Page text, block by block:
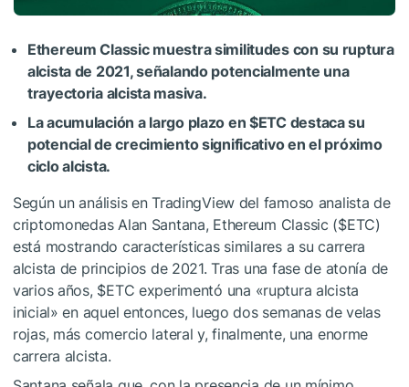
Ethereum Classic muestra similitudes con su ruptura
alcista de 2021, señalando potencialmente una
trayectoria alcista masiva.
La acumulación a largo plazo en$ETCdestaca su
potencial de crecimiento significativo en el próximo
ciclo alcista.
Según un análisis en TradingView del famoso analista de
criptomonedas Alan Santana, Ethereum Classic ($ETC)
está mostrando características similares a su carrera
alcista de principios de 2021. Tras una fase de atonía de
varios años, $ETC experimentó una «ruptura alcista
inicial» en aquel entonces, luego dos semanas de velas
rojas, más comercio lateral y, finalmente, una enorme
carrera alcista.